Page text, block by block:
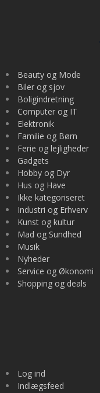
Beauty og Mode
Biler og sjov
Boligindretning
Computer og IT
Elektronik
Familie og Børn
Ferie og lejligheder
Gadgets
Hobby og Dyr
Hus og Have
Ikke kategoriseret
Industri og Erhverv
Kunst og kultur
Mad og Sundhed
Musik
Nyheder
Service og Økonomi
Shopping og deals
Log ind
Indlægsfeed